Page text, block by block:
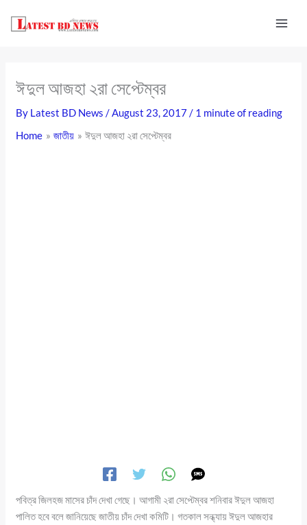
ঈদুল আজহা ২রা সেপ্টেম্বর
By Latest BD News/August 23, 2017/ 1 minute of reading
Home
জাতীয় ঈদুল আজহা ২রা সেপ্টেম্বর
পবিত্র জিলহজ মাসের চাঁদ দেখা গেছে। আগামী ২রা সেপ্টেম্বর শনিবার ঈদুল আজহা
পালিত হবে বলে জানিয়েছে জাতীয় চাঁদ দেখা কমিটি। গতকাল সন্ধ্যায় ঈদুল আজহার